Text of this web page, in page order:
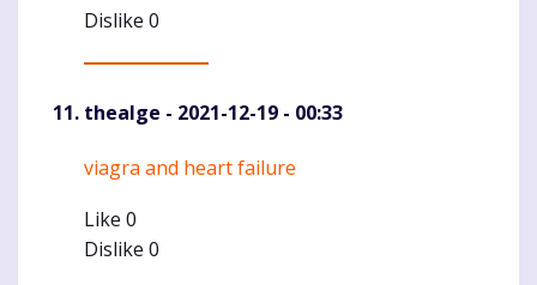
Dislike 0
thealge - 2021-12-19 - 00:33
Komentaras
viagra and heart failure
Like 0
Dislike 0